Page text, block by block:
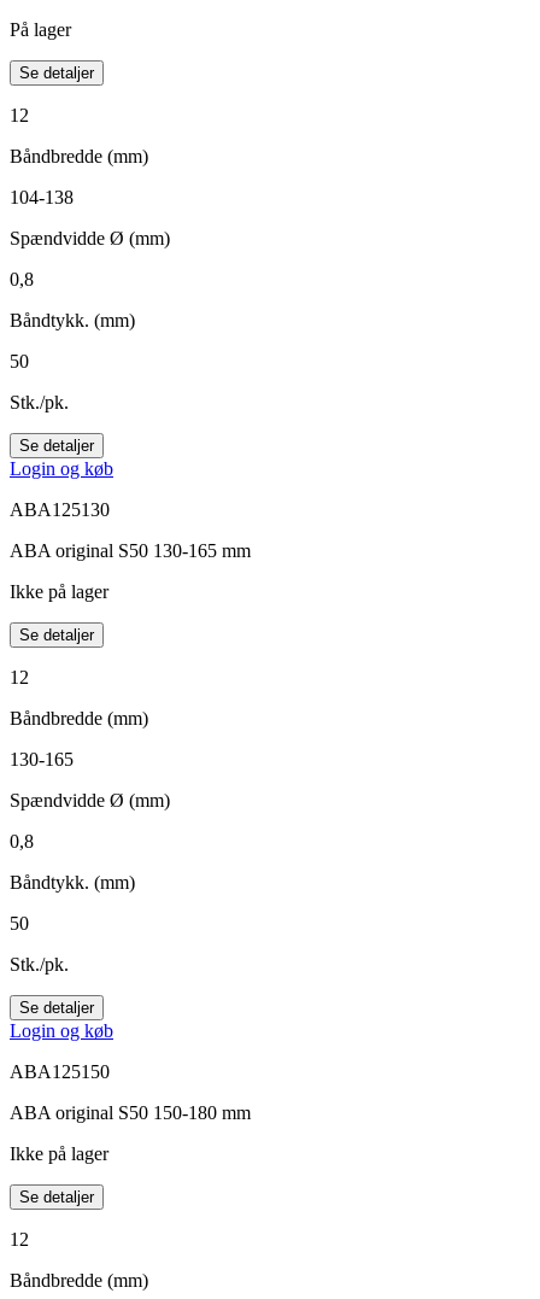
På lager
Se detaljer
12
Båndbredde (mm)
104-138
Spændvidde Ø (mm)
0,8
Båndtykk. (mm)
50
Stk./pk.
Se detaljer
Login og køb
ABA125130
ABA original S50 130-165 mm
Ikke på lager
Se detaljer
12
Båndbredde (mm)
130-165
Spændvidde Ø (mm)
0,8
Båndtykk. (mm)
50
Stk./pk.
Se detaljer
Login og køb
ABA125150
ABA original S50 150-180 mm
Ikke på lager
Se detaljer
12
Båndbredde (mm)